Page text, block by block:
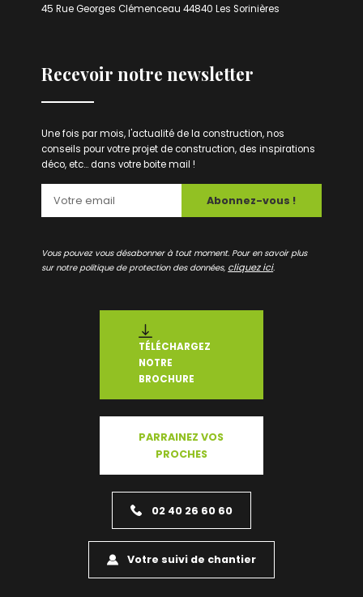
45 Rue Georges Clémenceau 44840 Les Sorinières
Recevoir notre newsletter
Une fois par mois, l'actualité de la construction, nos
conseils pour votre projet de construction, des inspirations
déco, etc... dans votre boite mail !
Abonnez-vous !
Vous pouvez vous désabonner à tout moment. Pour en savoir plus
sur notre politique de protection des données, cliquez ici.
TÉLÉCHARGEZ
NOTRE
BROCHURE
PARRAINEZ VOS
PROCHES
02 40 26 60 60
Votre suivi de chantier